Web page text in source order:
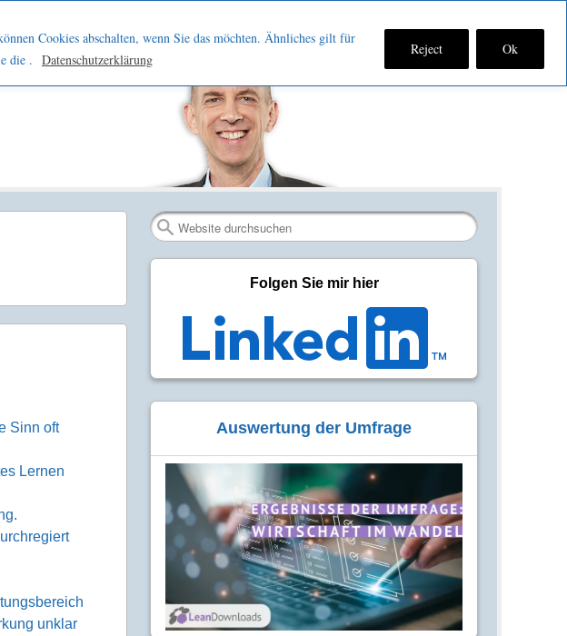
Cookies abschalten, wenn Sie das möchten. Ähnliches gilt für
die . Datenschutzerklärung
Reject Ok
Podcast
Fan Verbinden
RSS-
Search
Sinn oft
Lernen
unklar
Folgen Sie mir hier
Auswertung der Umfrage